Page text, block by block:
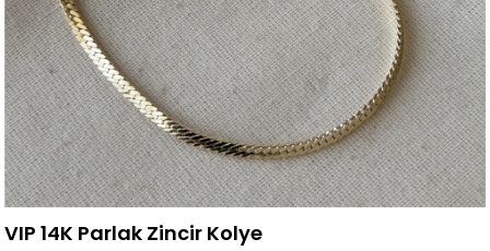
VIP 14K Parlak Zincir Kolye